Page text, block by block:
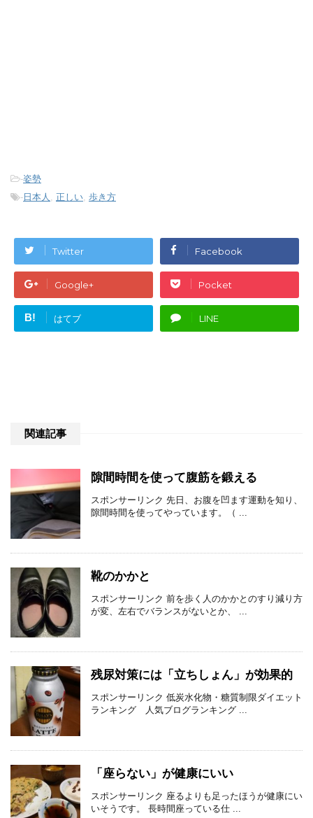
-姿勢
- 日本人 , 正しい, 歩き方
Twitter Facebook
Google+ Pocket
B! はてブ LINE
関連記事
隙間時間を使って腹筋を鍛える
スポンサーリンク 先日、お腹を凹ます運動を知り、
隙間時間を使ってやっています。（ ...
靴のかかと
スポンサーリンク 前を歩く人のかかとのすり減り方
が変、左右でバランスがないとか、 ...
残尿対策には「立ちしょん」が効果的
スポンサーリンク 低炭水化物・糖質制限ダイエット
ランキング 人気ブログランキング ...
「座らない」が健康にいい
スポンサーリンク 座るよりも足ったほうが健康にい
いそうです。 長時間座っている仕 ...